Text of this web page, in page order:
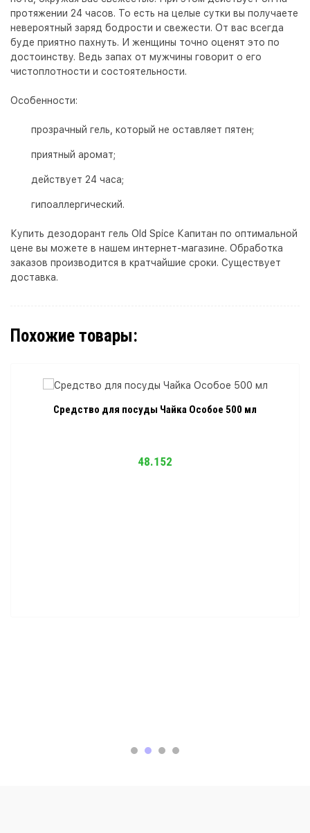
протяжении 24 часов. То есть на целые сутки вы получаете
невероятный заряд бодрости и свежести. От вас всегда
буде приятно пахнуть. И женщины точно оценят это по
достоинству. Ведь запах от мужчины говорит о его
чистоплотности и состоятельности.
Особенности:
прозрачный гель, который не оставляет пятен;
приятный аромат;
действует 24 часа;
гипоаллергический.
Купить дезодорант гель Old Spice Капитан по оптимальной
цене вы можете в нашем интернет-магазине. Обработка
заказов производится в кратчайшие сроки. Существует
доставка.
Похожие товары:
Средство для посуды Чайка Особое 500 мл
48.152